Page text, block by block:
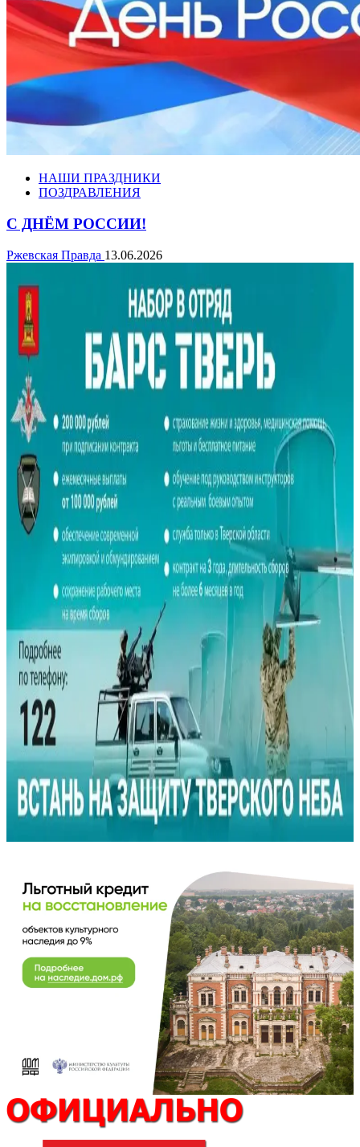
НАШИ ПРАЗДНИКИ
ПОЗДРАВЛЕНИЯ
С ДНЁМ РОССИИ!
Ржевская Правда 13.06.2026